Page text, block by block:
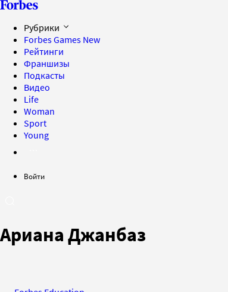
Рубрики
Forbes Games New
Рейтинги
Франшизы
Подкасты
Видео
Life
Woman
Sport
Young
Войти
Ариана Джанбаз